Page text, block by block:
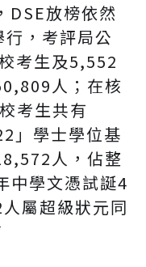
DSE放榜依然
，考評局公
考生及5,552
人；在核
考生共有
」學士學位基
人，佔整
中學文憑試誕4
屬超級狀元同